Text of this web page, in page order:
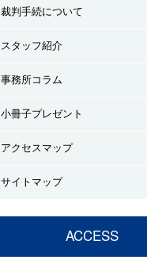
裁判手続について
スタッフ紹介
事務所コラム
小冊子プレゼント
アクセスマップ
サイトマップ
ACCESS